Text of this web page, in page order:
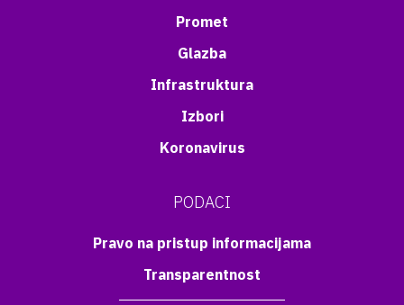
Promet
Glazba
Infrastruktura
Izbori
Koronavirus
PODACI
Pravo na pristup informacijama
Transparentnost